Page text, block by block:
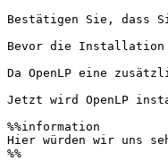
Bestätigen Sie, dass
Bevor die Installation
Da OpenLP eine
Jetzt wird OpenLP
%%information
Hier würden wir uns
%%